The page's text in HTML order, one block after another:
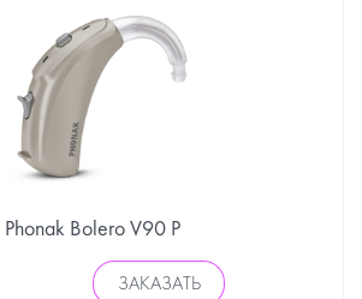
Phonak Bolero V90 P
ЗАКАЗАТЬ